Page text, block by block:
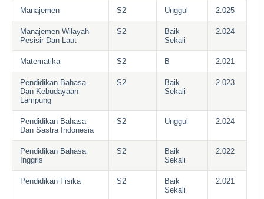
Manajemen S2 Unggul 2.025
Manajemen Wilayah
Pesisir Dan Laut
S2
Baik
Sekali
2.024
Matematika S2 B 2.021
Pendidikan Bahasa
Dan Kebudayaan
Lampung
S2
Baik
Sekali
2.023
Pendidikan Bahasa
Dan Sastra Indonesia
S2 Unggul 2.024
Pendidikan Bahasa
Inggris
S2
Baik
Sekali
2.022
Pendidikan Fisika S2
Baik
Sekali
2.021